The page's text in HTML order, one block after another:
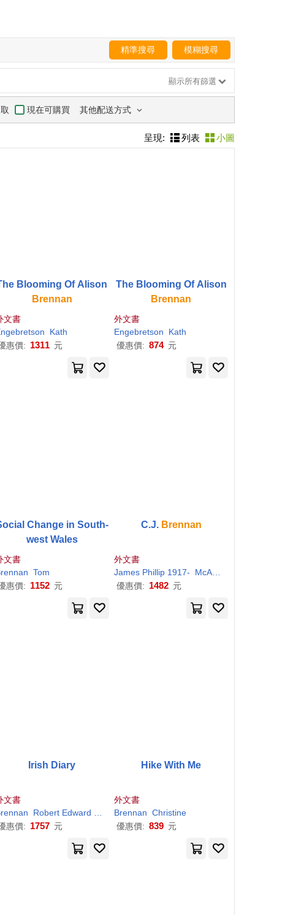
精準搜尋 模糊搜尋
顯示所有篩選
現在可購買 其他配送方式
呈現: 列表 小圖
Brennan
文書
Kath
惠價: 1311 元
Brennan
外文書
Engebretson
Kath
優惠價: 874 元
Change in South-
west Wales
文書
Tom
惠價: 1152 元
C.J. Brennan
外文書
James Phillip 1917-
McAuley
優惠價: 1482 元
Irish Diary
文書
Robert Edward 1897-
惠價: 1757 元
Hike With Me
外文書
Brennan Christine
優惠價: 839 元